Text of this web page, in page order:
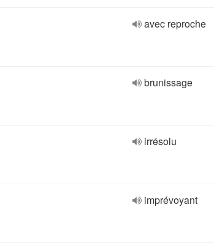
avec reproche
brunissage
irrésolu
imprévoyant